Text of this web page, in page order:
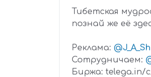
Тибетская
познай же её
Реклама: @J_A_Sh
Сотрудничаем:
Биржа: telega.in/